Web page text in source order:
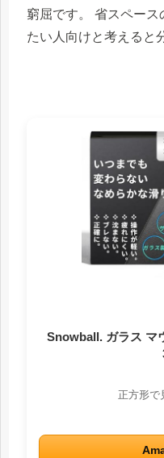
窮屈です。 省スペース
たい人向けと考えると
Snowball. ガラス マ
正方形で